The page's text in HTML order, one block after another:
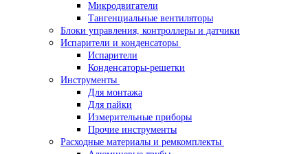
Микродвигатели
Тангенциальные вентиляторы
Блоки управления, контроллеры и датчики
Испарители и конденсаторы
Испарители
Конденсаторы-решетки
Инструменты
Для монтажа
Для пайки
Измерительные приборы
Прочие инструменты
Расходные материалы и ремкомплекты